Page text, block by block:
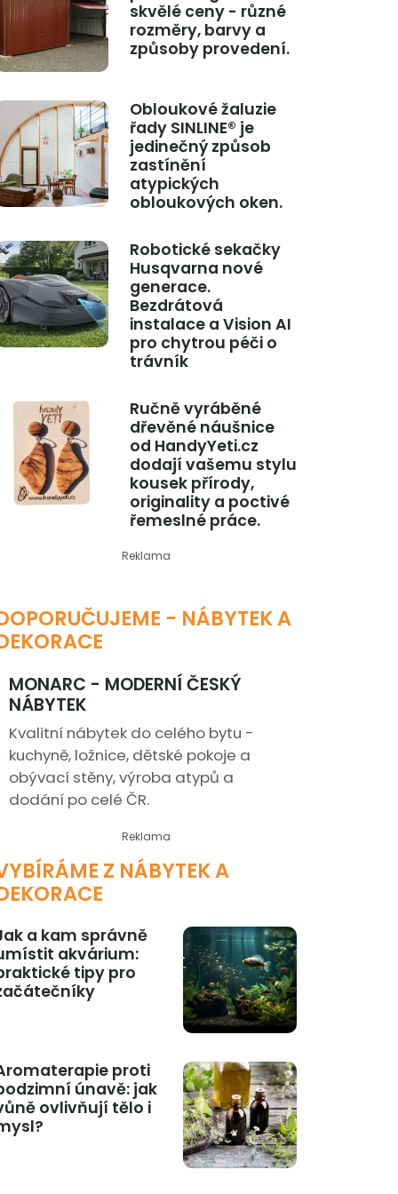
skvělé ceny - různé
rozměry, barvy a
způsoby provedení.
Obloukové žaluzie
řady SINLINE® je
jedinečný způsob
zastínění
atypických
obloukových oken.
Robotické sekačky
Husqvarna nové
generace.
Bezdrátová
instalace a Vision AI
pro chytrou péči o
trávník
Ručně vyráběné
dřevěné náušnice
od HandyYeti.cz
dodají vašemu stylu
kousek přírody,
originality a poctivé
řemeslné práce.
Reklama
- NÁBYTEK A
MONARC - MODERNÍ ČESKÝ
NÁBYTEK
Kvalitní nábytek do celého bytu -
kuchyně, ložnice, dětské pokoje a
obývací stěny, výroba atypů a
dodání po celé ČR.
Reklama
Z NÁBYTEK A
a kam správně
akvárium:
tipy pro
proti
únavě: jak
ovlivňují tělo i